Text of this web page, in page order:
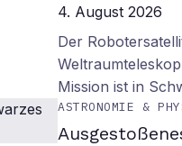
4. August 2026
Der
Mission ist in
ASTRONOMIE &